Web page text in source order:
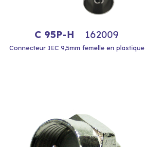
C 95P-H 162009
Connecteur IEC 9,5mm femelle en plastique